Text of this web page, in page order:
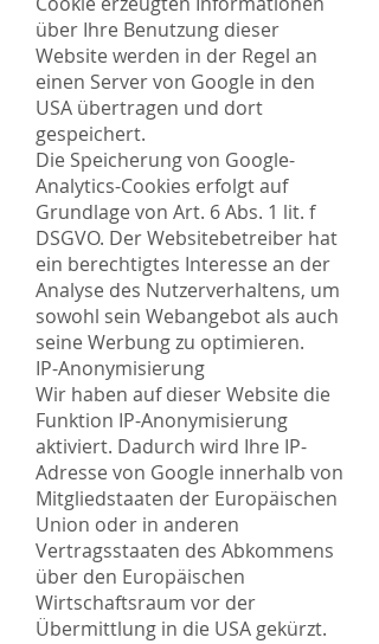
über Ihre Benutzung dieser
Website werden in der Regel an
einen Server von Google in den
USA übertragen und dort
gespeichert.
Die Speicherung von Google-
Analytics-Cookies erfolgt auf
Grundlage von Art. 6 Abs. 1 lit. f
DSGVO. Der Websitebetreiber hat
ein berechtigtes Interesse an der
Analyse des Nutzerverhaltens, um
sowohl sein Webangebot als auch
seine Werbung zu optimieren.
IP-Anonymisierung
Wir haben auf dieser Website die
Funktion IP-Anonymisierung
aktiviert. Dadurch wird Ihre IP-
Adresse von Google innerhalb von
Mitgliedstaaten der Europäischen
Union oder in anderen
Vertragsstaaten des Abkommens
über den Europäischen
Wirtschaftsraum vor der
Übermittlung in die USA gekürzt.